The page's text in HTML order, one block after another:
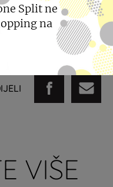
pronaći u Supercups
City Centeru one!
VIŠE
Split ne
na